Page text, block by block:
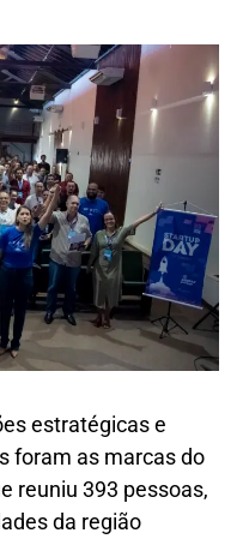
estratégicas e
foram as marcas do
reuniu 393 pessoas,
da região